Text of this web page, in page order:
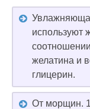
используют
желатина и
глицерин.
От морщин.